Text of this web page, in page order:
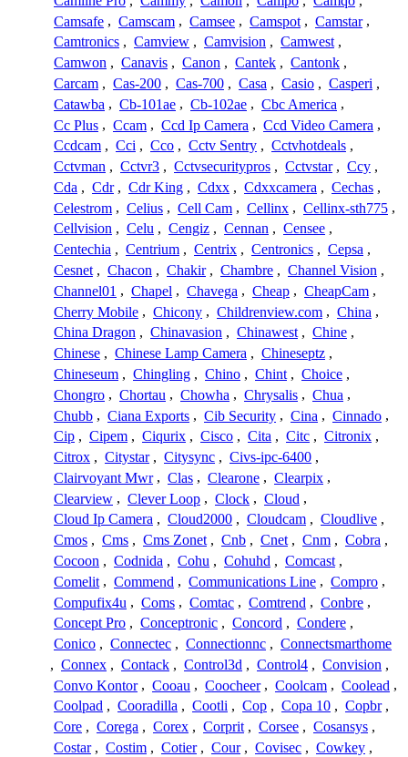
Camsafe , Camscam , Camsee , Camspot , Camstar ,
Camtronics , Camview , Camvision , Camwest ,
Camwon , Canavis , Canon , Cantek , Cantonk ,
Carcam , Cas-200 , Cas-700 , Casa , Casio , Casperi ,
Catawba , Cb-101ae , Cb-102ae , Cbc America ,
Cc Plus , Ccam , Ccd Ip Camera , Ccd Video Camera ,
Ccdcam , Cci , Cco , Cctv Sentry , Cctvhotdeals ,
Cctvman , Cctvr3 , Cctvsecuritypros , Cctvstar , Ccy ,
Cda , Cdr , Cdr King , Cdxx , Cdxxcamera , Cechas ,
Celestrom , Celius , Cell Cam , Cellinx , Cellinx-sth775 ,
Cellvision , Celu , Cengiz , Cennan , Censee ,
Centechia , Centrium , Centrix , Centronics , Cepsa ,
Cesnet , Chacon , Chakir , Chambre , Channel Vision ,
Channel01 , Chapel , Chavega , Cheap , CheapCam ,
Cherry Mobile , Chicony , Childrenview.com , China ,
China Dragon , Chinavasion , Chinawest , Chine ,
Chinese , Chinese Lamp Camera , Chineseptz ,
Chineseum , Chingling , Chino , Chint , Choice ,
Chongro , Chortau , Chowha , Chrysalis , Chua ,
Chubb , Ciana Exports , Cib Security , Cina , Cinnado ,
Cip , Cipem , Ciqurix , Cisco , Cita , Citc , Citronix ,
Citrox , Citystar , Citysync , Civs-ipc-6400 ,
Clairvoyant Mwr , Clas , Clearone , Clearpix ,
Clearview , Clever Loop , Clock , Cloud ,
Cloud Ip Camera , Cloud2000 , Cloudcam , Cloudlive ,
Cmos , Cms , Cms Zonet , Cnb , Cnet , Cnm , Cobra ,
Cocoon , Codnida , Cohu , Cohuhd , Comcast ,
Comelit , Commend , Communications Line , Compro ,
Compufix4u , Coms , Comtac , Comtrend , Conbre ,
Concept Pro , Conceptronic , Concord , Condere ,
Conico , Connectec , Connectionnc , Connectsmarthome
, Connex , Contack , Control3d , Control4 , Convision ,
Convo Kontor , Cooau , Coocheer , Coolcam , Coolead ,
Coolpad , Cooradilla , Cootli , Cop , Copa 10 , Copbr ,
Core , Corega , Corex , Corprit , Corsee , Cosansys ,
Costar , Costim , Cotier , Cour , Covisec , Cowkey ,